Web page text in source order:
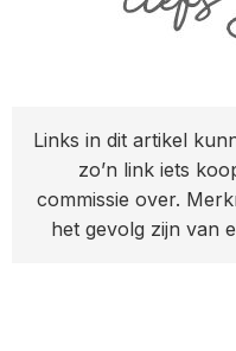
Links in dit artikel
zo’n link iets
commissie over.
het gevolg zijn van